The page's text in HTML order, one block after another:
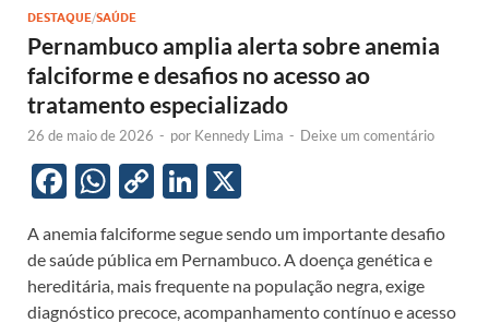
DESTAQUE/SAÚDE
Pernambuco amplia alerta sobre anemia
falciforme e desafios no acesso ao
tratamento especializado
26 de maio de 2026 - por Kennedy Lima - Deixe um comentário
F
e
b
W
at
s
C
p
y
Li
k
e
A anemia falciforme segue sendo um importante desafio
de saúde pública em Pernambuco. A doença genética e
hereditária, mais frequente na população negra, exige
diagnóstico precoce, acompanhamento contínuo e acesso